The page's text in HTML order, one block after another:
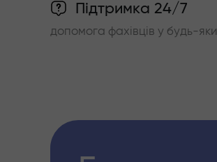
Підтримка 24/7
допомога фахівців у будь-